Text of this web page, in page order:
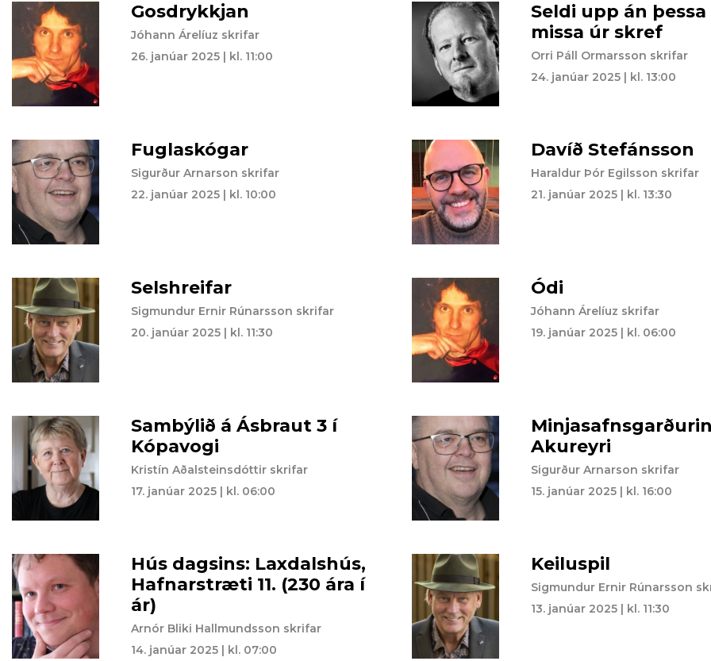
Gosdrykkjan
Jóhann Árelíuz skrifar
26. janúar 2025 | kl. 11:00
Seldi upp án þessa
missa úr skref
Orri Páll Ormarsson skrifar
24. janúar 2025 | kl. 13:00
Fuglaskógar
Sigurður Arnarson skrifar
22. janúar 2025 | kl. 10:00
Davíð Stefánsson
Haraldur Þór Egilsson skrifar
21. janúar 2025 | kl. 13:30
Selshreifar
Sigmundur Ernir Rúnarsson skrifar
20. janúar 2025 | kl. 11:30
Ódi
Jóhann Árelíuz skrifar
19. janúar 2025 | kl. 06:00
Sambýlið á Ásbraut 3 í
Kópavogi
Kristín Aðalsteinsdóttir skrifar
17. janúar 2025 | kl. 06:00
Akureyri
Sigurður Arnarson skrifar
15. janúar 2025 | kl. 16:00
Hús dagsins: Laxdalshús,
Hafnarstræti 11. (230 ára í
ár)
Arnór Bliki Hallmundsson skrifar
14. janúar 2025 | kl. 07:00
Keiluspil
Sigmundur Ernir Rúnarsson
13. janúar 2025 | kl. 11:30